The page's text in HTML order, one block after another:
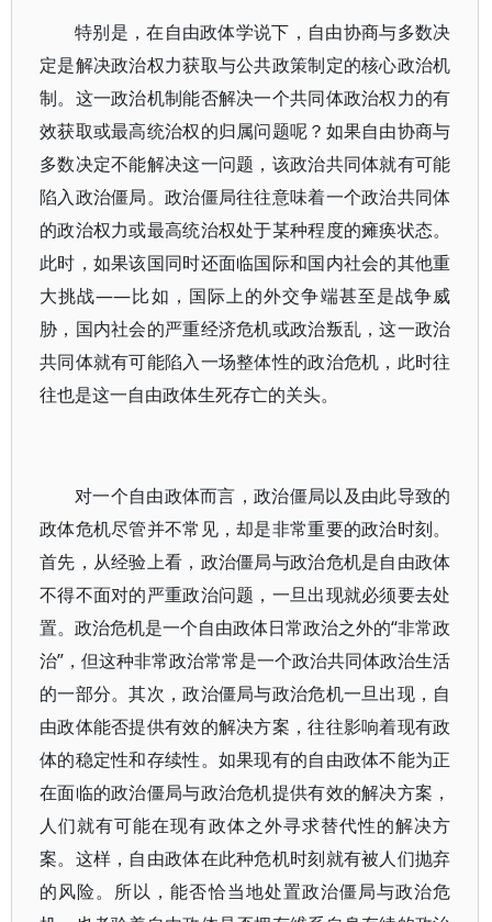
特别是，在自由政体学说下，自由协商与多数决
定是解决政治权力获取与公共政策制定的核心政治机
制。这一政治机制能否解决一个共同体政治权力的有
效获取或最高统治权的归属问题呢？如果自由协商与
多数决定不能解决这一问题，该政治共同体就有可能
陷入政治僵局。政治僵局往往意味着一个政治共同体
的政治权力或最高统治权处于某种程度的瘫痪状态。
此时，如果该国同时还面临国际和国内社会的其他重
大挑战——比如，国际上的外交争端甚至是战争威
胁，国内社会的严重经济危机或政治叛乱，这一政治
共同体就有可能陷入一场整体性的政治危机，此时往
往也是这一自由政体生死存亡的关头。
对一个自由政体而言，政治僵局以及由此导致的
政体危机尽管并不常见，却是非常重要的政治时刻。
首先，从经验上看，政治僵局与政治危机是自由政体
不得不面对的严重政治问题，一旦出现就必须要去处
置。政治危机是一个自由政体日常政治之外的“非常政
治”，但这种非常政治常常是一个政治共同体政治生活
的一部分。其次，政治僵局与政治危机一旦出现，自
由政体能否提供有效的解决方案，往往影响着现有政
体的稳定性和存续性。如果现有的自由政体不能为正
在面临的政治僵局与政治危机提供有效的解决方案，
人们就有可能在现有政体之外寻求替代性的解决方
案。这样，自由政体在此种危机时刻就有被人们抛弃
的风险。所以，能否恰当地处置政治僵局与政治危